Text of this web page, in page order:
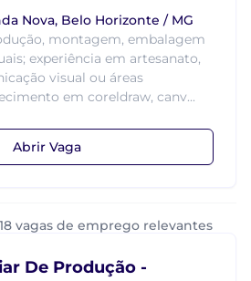
Nova, Belo Horizonte / MG
montagem, embalagem
experiência em artesanato,
visual ou áreas
em coreldraw, canv...
Abrir Vaga
vagas de emprego relevantes
De Produção -